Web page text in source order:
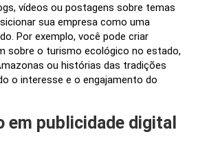
vídeos ou postagens sobre temas
sua empresa como uma
Por exemplo, você pode criar
sobre o turismo ecológico no estado,
ou histórias das tradições
o interesse e o engajamento do
em publicidade digital